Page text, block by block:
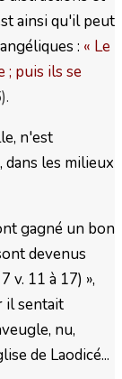
ainsi qu'il peut
: « Le
; puis ils se
n'est
les milieux
gagné un bon
devenus
v. 11 à 17) »,
il sentait
nu,
de Laodicé...